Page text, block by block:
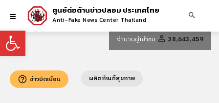
Open toolbar
ศูนย์ต่อต้านข่าวปลอม ประเทศไทย
Anti-Fake News Center Thailand
จำนวนผู้เข้าชม 38,643,459
ข่าวบิดเบือน ผลิตภัณฑ์สุขภาพ